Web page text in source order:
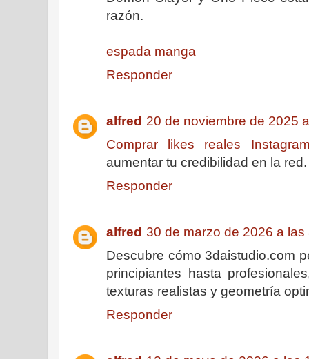
razón.
espada manga
Responder
alfred 20 de noviembre de 2025
Comprar likes reales
aumentar tu credibilidad en la red.
Responder
alfred 30 de marzo de 2026 a las
Descubre cómo 3daistudio.com
principiantes hasta
texturas realistas y geometría
Responder